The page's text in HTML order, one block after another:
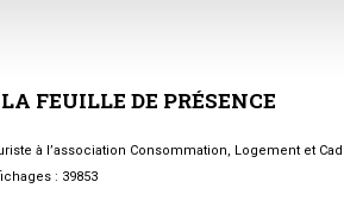
LA FEUILLE DE PRÉSENCE
à l’association Consommation, Logement et
: 39853